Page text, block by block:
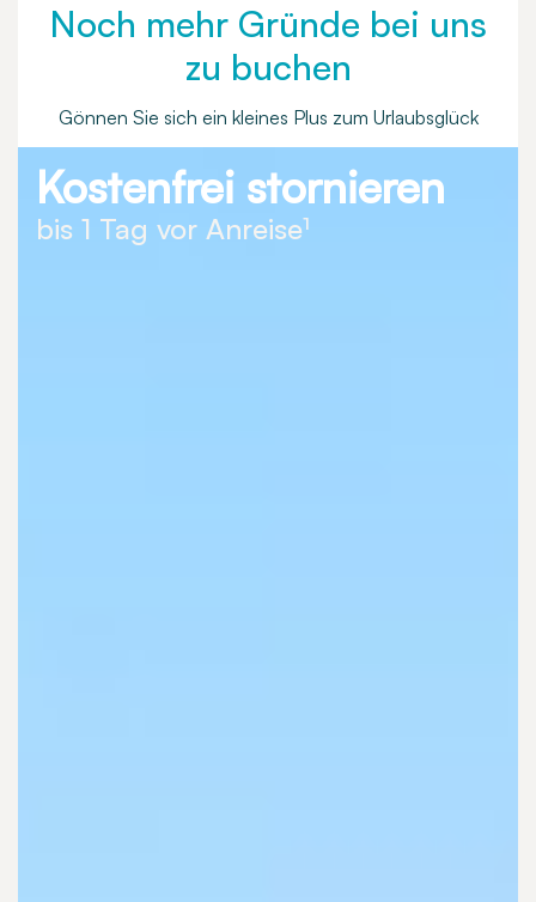
Noch mehr Gründe bei uns
zu buchen
Gönnen Sie sich ein kleines Plus zum Urlaubsglück
Kostenfrei stornieren
bis 1 Tag vor Anreise¹